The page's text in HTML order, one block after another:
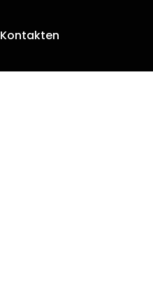
Kontakten